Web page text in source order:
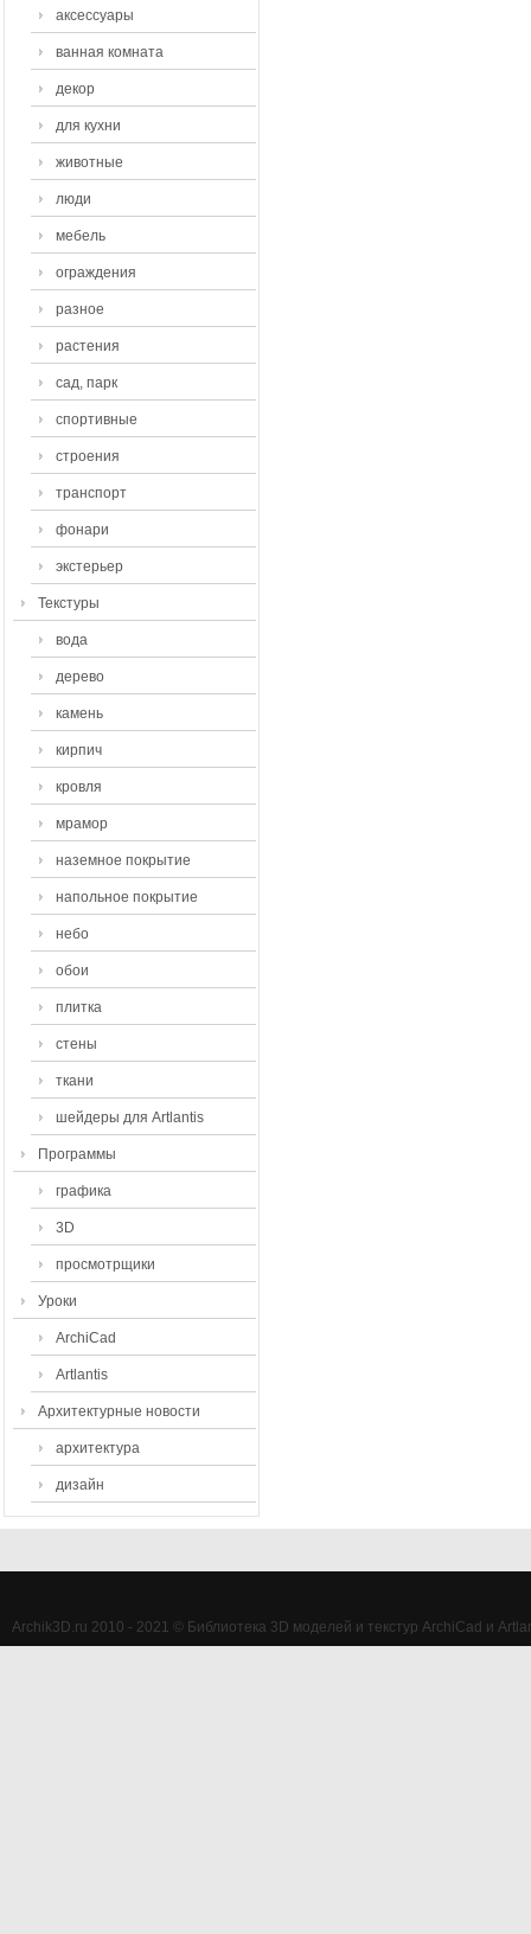
аксессуары
ванная комната
декор
для кухни
животные
люди
мебель
ограждения
разное
растения
сад, парк
спортивные
строения
транспорт
фонари
экстерьер
Текстуры
вода
дерево
камень
кирпич
кровля
мрамор
наземное покрытие
напольное покрытие
небо
обои
плитка
стены
ткани
шейдеры для Artlantis
Программы
графика
3D
просмотрщики
Уроки
ArchiCad
Artlantis
Архитектурные новости
архитектура
дизайн
Archik3D.ru 2010 - 2021 © Библиотека 3D моделей и текстур ArchiCad и